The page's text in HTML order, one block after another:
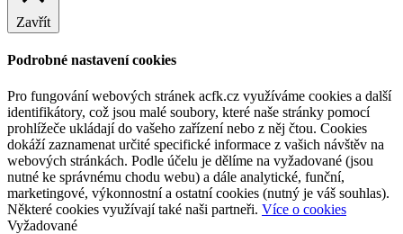
Zavřít
Podrobné nastavení cookies
Pro fungování webových stránek acfk.cz využíváme cookies a další
identifikátory, což jsou malé soubory, které naše stránky pomocí
prohlížeče ukládají do vašeho zařízení nebo z něj čtou. Cookies
dokáží zaznamenat určité specifické informace z vašich návštěv na
webových stránkách. Podle účelu je dělíme na vyžadované (jsou
nutné ke správnému chodu webu) a dále analytické, funční,
marketingové, výkonnostní a ostatní cookies (nutný je váš souhlas).
Některé cookies využívají také naši partneři. Více o cookies
Vyžadované